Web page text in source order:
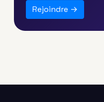
Rejoindre →